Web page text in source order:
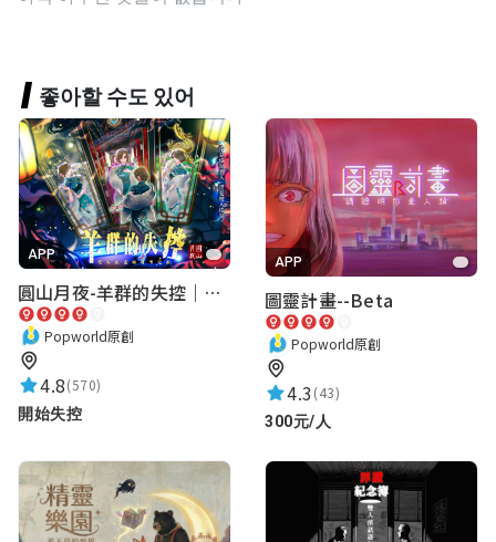
좋아할 수도 있어
APP
圓山月夜-羊群的失控｜圓山飯店 ARG實境解謎遊戲
Popworld原創
4.8(570)
開始失控
APP
圖靈計畫--Beta
Popworld原創
4.3(43)
300元/人